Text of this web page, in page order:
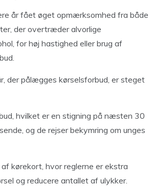
år fået øget opmærksomhed fra både
der overtræder alvorlige
for høj hastighed eller brug af
der pålægges kørselsforbud, er steget
hvilket er en stigning på næsten 30
og de rejser bekymring om unges
kørekort, hvor reglerne er ekstra
og reducere antallet af ulykker.